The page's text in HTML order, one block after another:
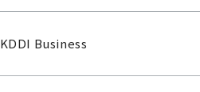
KDDI Business